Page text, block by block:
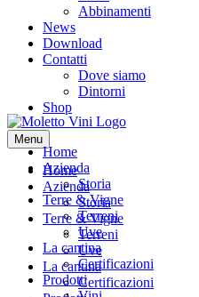
Abbinamenti
News
Download
Contatti
Dove siamo
Dintorni
Shop
Menu
Home
Azienda
Storia
Terre & Vigne
Terreni
Uve
La cantina
Certificazioni
Home
Azienda
Storia
Terre & Vigne
Terreni
Uve
La cantina
Certificazioni
Prodotti